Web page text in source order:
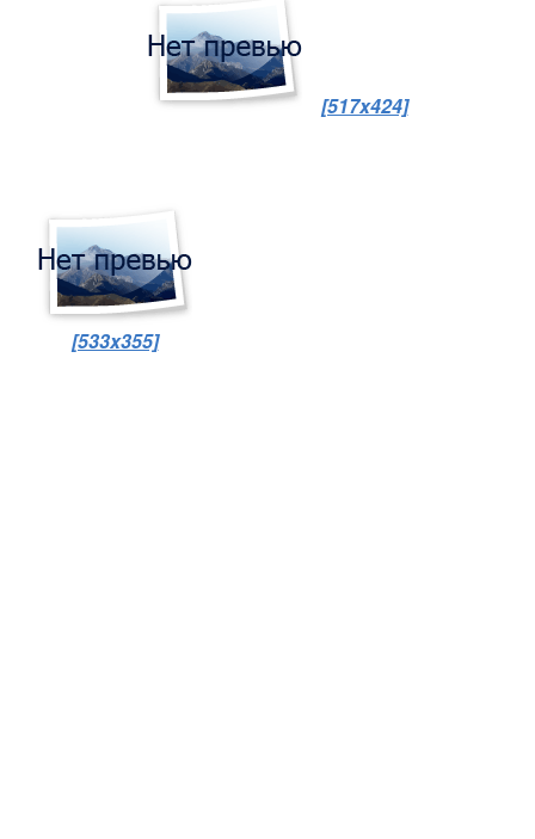
[517x424]
[533x355]